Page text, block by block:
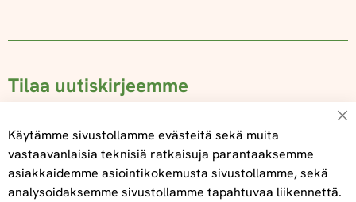
Tilaa uutiskirjeemme
Tilaa
Käytämme sivustollamme evästeitä sekä muita
vastaavanlaisia teknisiä ratkaisuja parantaaksemme
asiakkaidemme asiointikokemusta sivustollamme, sekä
analysoidaksemme sivustollamme tapahtuvaa liikennettä.